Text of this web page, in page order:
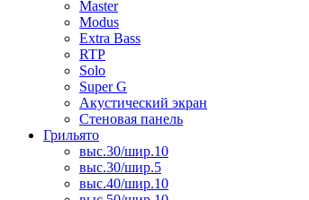
Master
Modus
Extra Bass
RTP
Solo
Super G
Акустический экран
Стеновая панель
Грильято
выс.30/шир.10
выс.30/шир.5
выс.40/шир.10